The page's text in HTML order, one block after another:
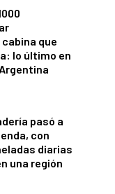
que
lo último en
pasó a
con
diarias
una región